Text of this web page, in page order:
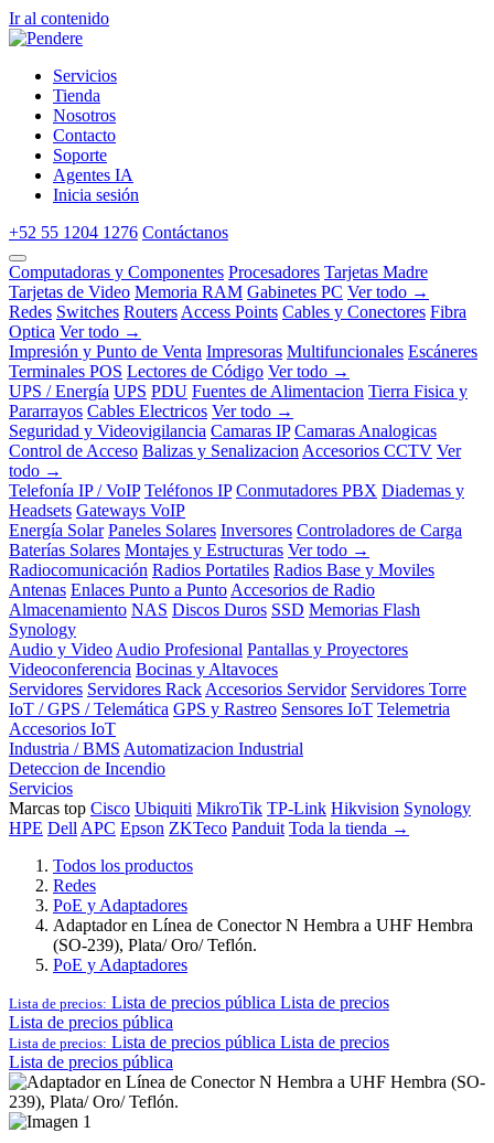
Ir al contenido
Servicios
Tienda
Nosotros
Contacto
Soporte
Agentes IA
Inicia sesión
+52 55 1204 1276 Contáctanos
Computadoras y Componentes Procesadores Tarjetas Madre
Tarjetas de Video Memoria RAM Gabinetes PC Ver todo →
Redes Switches Routers Access Points Cables y Conectores Fibra
Optica Ver todo →
Impresión y Punto de Venta Impresoras Multifuncionales Escáneres
Terminales POS Lectores de Código Ver todo →
UPS / Energía UPS PDU Fuentes de Alimentacion Tierra Fisica y
Pararrayos Cables Electricos Ver todo →
Seguridad y Videovigilancia Camaras IP Camaras Analogicas
Control de Acceso Balizas y Senalizacion Accesorios CCTV Ver
todo →
Telefonía IP / VoIP Teléfonos IP Conmutadores PBX Diademas y
Headsets Gateways VoIP
Energía Solar Paneles Solares Inversores Controladores de Carga
Baterías Solares Montajes y Estructuras Ver todo →
Radiocomunicación Radios Portatiles Radios Base y Moviles
Antenas Enlaces Punto a Punto Accesorios de Radio
Almacenamiento NAS Discos Duros SSD Memorias Flash
Synology
Audio y Video Audio Profesional Pantallas y Proyectores
Videoconferencia Bocinas y Altavoces
Servidores Servidores Rack Accesorios Servidor Servidores Torre
IoT / GPS / Telemática GPS y Rastreo Sensores IoT Telemetria
Accesorios IoT
Industria / BMS Automatizacion Industrial
Deteccion de Incendio
Servicios
Marcas top Cisco Ubiquiti MikroTik TP-Link Hikvision Synology
HPE Dell APC Epson ZKTeco Panduit Toda la tienda →
Todos los productos
Redes
PoE y Adaptadores
Adaptador en Línea de Conector N Hembra a UHF Hembra
(SO-239), Plata/ Oro/ Teflón.
PoE y Adaptadores
Lista de precios: Lista de precios pública Lista de precios
Lista de precios pública
Lista de precios: Lista de precios pública Lista de precios
Lista de precios pública